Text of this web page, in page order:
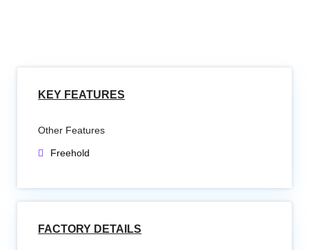
KEY FEATURES
Other Features
Freehold
FACTORY DETAILS